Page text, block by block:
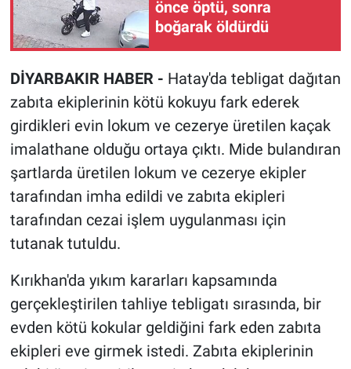
önce öptü, sonra
boğarak öldürdü
DİYARBAKIR HABER - Hatay'da tebligat dağıtan
zabıta ekiplerinin kötü kokuyu fark ederek
girdikleri evin lokum ve cezerye üretilen kaçak
imalathane olduğu ortaya çıktı. Mide bulandıran
şartlarda üretilen lokum ve cezerye ekipler
tarafından imha edildi ve zabıta ekipleri
tarafından cezai işlem uygulanması için
tutanak tutuldu.
Kırıkhan'da yıkım kararları kapsamında
gerçekleştirilen tahliye tebligatı sırasında, bir
evden kötü kokular geldiğini fark eden zabıta
ekipleri eve girmek istedi. Zabıta ekiplerinin